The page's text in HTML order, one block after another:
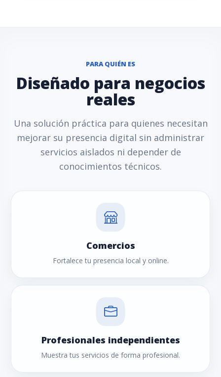
PARA QUIÉN ES
Diseñado para negocios
reales
Una solución práctica para quienes necesitan
mejorar su presencia digital sin administrar
servicios aislados ni depender de
conocimientos técnicos.
Comercios
Fortalece tu presencia local y online.
Profesionales independientes
Muestra tus servicios de forma profesional.